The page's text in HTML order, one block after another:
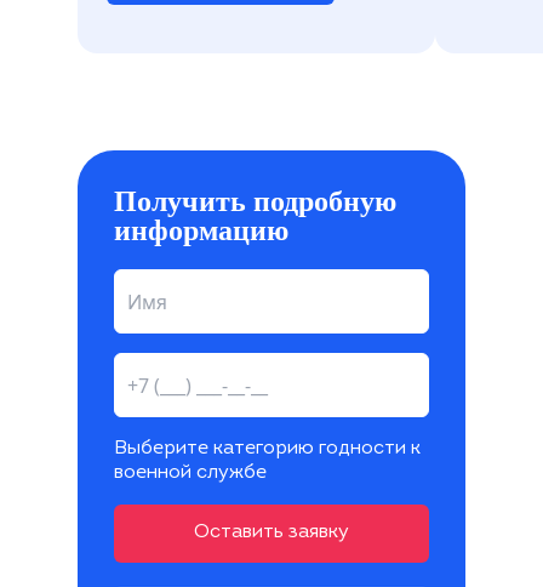
Получить подробную
информацию
Выберите категорию годности к
военной службе
Оставить заявку